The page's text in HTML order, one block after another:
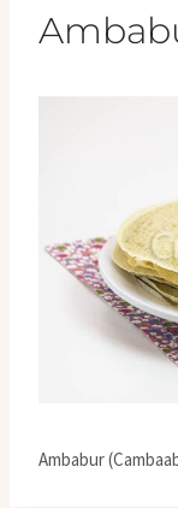
Ambabur